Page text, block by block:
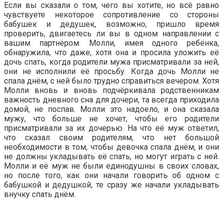
Если вы сказали о том, чего вы хотите, но всё равно
чувствуете некоторое сопротивление со стороны
бабушек и дедушек, возможно, пришло время
проверить, двигаетесь ли вы в одном направлении с
вашим партнёром. Молли, имея одного ребёнка,
обнаружила, что даже, хотя она и просила уложить её
дочь спать, когда родители мужа присматривали за ней,
они не исполнили её просьбу. Когда дочь Молли не
спала днём, с ней было трудно справиться вечером. Хотя
Молли вновь и вновь подчёркивала родственникам
важность дневного сна для дочери, та всегда приходила
домой, не поспав. Молли это надоело, и она сказала
мужу, что больше не хочет, чтобы его родители
присматривали за их дочерью. На что её муж ответил,
что сказал своим родителям, что нет большой
необходимости в том, чтобы девочка спала днём, и они
не должны укладывать её спать, но могут играть с ней.
Молли и её муж не были единодушны в своих словах,
но после того, как они начали говорить об одном с
бабушкой и дедушкой, те сразу же начали укладывать
внучку спать днём.